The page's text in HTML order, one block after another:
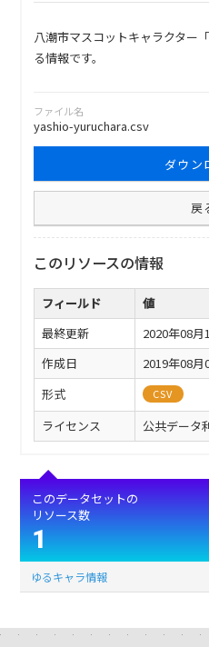
八潮市マスコットキャラクター
る情報です。
ファイル名
yashio-yuruchara.csv
ダウン
戻
このリソースの情報
フィールド
値
最終更新
2020年08月
作成日
2019年08月
形式
CSV
ライセンス 公共データ
このデータセットの
リソース数
1
ゆるキャラ情報